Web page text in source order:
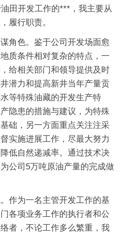
田开发工作的***，我主要从
履行职责。
角色。鉴于公司开发场面愈
质条件相对复杂的特点，一
给相关部门和领导提供及时
潜力和提高新井当年产量贡
等特殊油藏的开发生产特
隐患的措施与建议，为特殊
础，另一方面重点关注注采
实施进展工作，尽最大努力
低自然递减率。通过技术决
公司5万吨原油产量的完成做
作为一名主管开发工作的基
各项业务工作的执行者和公
者，不论工作多么繁重，我